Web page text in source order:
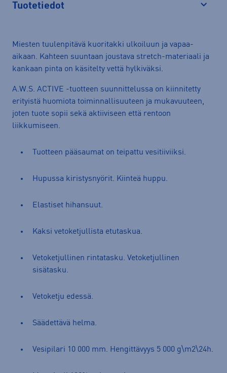
Tuotetiedot
Miesten tuulenpitävä kuoritakki ulkoiluun ja vapaa-
aikaan. Kahteen suuntaan joustava stretch-materiaali ja
kankaan pinta on käsitelty vettä hylkiväksi.
A.W.S. ACTIVE -tuotteen suunnittelussa on kiinnitetty
erityistä huomiota toiminnallisuuteen ja mukavuuteen,
joten tuote sopii sekä aktiiviseen että rentoon
liikkumiseen.
Tuotteen pääsaumat on teipattu vesitiiviiksi.
Hupussa kiristysnyörit. Kiinteä huppu.
Elastiset hihansuut.
Kaksi vetoketjullista etutaskua.
Vetoketjullinen rintatasku. Vetoketjullinen
sisätasku.
Vetoketju edessä.
Säädettävä helma.
Vesipilari 10 000 mm. Hengittävyys 5 000 g\m2\24h.